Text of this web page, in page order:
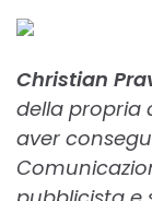
Christian
della propria
aver